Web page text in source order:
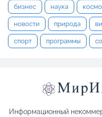
бизнес наука
новости природа
спорт программы
Информационный